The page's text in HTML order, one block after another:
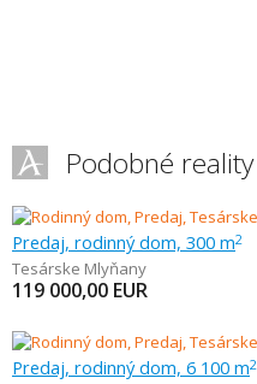
Podobné reality
Predaj, rodinný dom, 300 m2
Tesárske Mlyňany
119 000,00 EUR
Predaj, rodinný dom, 6 100 m2